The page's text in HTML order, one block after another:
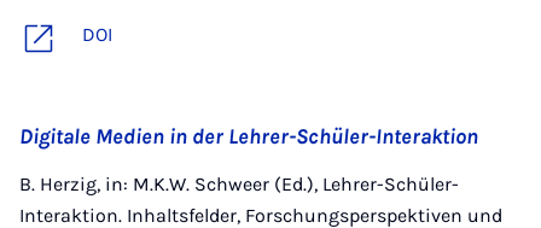
DOI
Digitale Medien in der Lehrer-Schüler-Interaktion
B. Herzig, in: M.K.W. Schweer (Ed.), Lehrer-Schüler-
Interaktion. Inhaltsfelder, Forschungsperspektiven und